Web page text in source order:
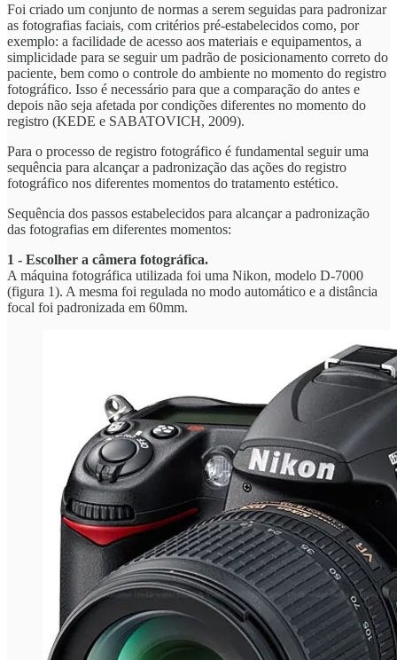
Foi criado um conjunto de normas a serem seguidas para padronizar
as fotografias faciais, com critérios pré-estabelecidos como, por
exemplo: a facilidade de acesso aos materiais e equipamentos, a
simplicidade para se seguir um padrão de posicionamento correto do
paciente, bem como o controle do ambiente no momento do registro
fotográfico. Isso é necessário para que a comparação do antes e
depois não seja afetada por condições diferentes no momento do
registro (KEDE e SABATOVICH, 2009).
Para o processo de registro fotográfico é fundamental seguir uma
sequência para alcançar a padronização das ações do registro
fotográfico nos diferentes momentos do tratamento estético.
Sequência dos passos estabelecidos para alcançar a padronização
das fotografias em diferentes momentos:
1 - Escolher a câmera fotográfica.
A máquina fotográfica utilizada foi uma Nikon, modelo D-7000
(figura 1). A mesma foi regulada no modo automático e a distância
focal foi padronizada em 60mm.